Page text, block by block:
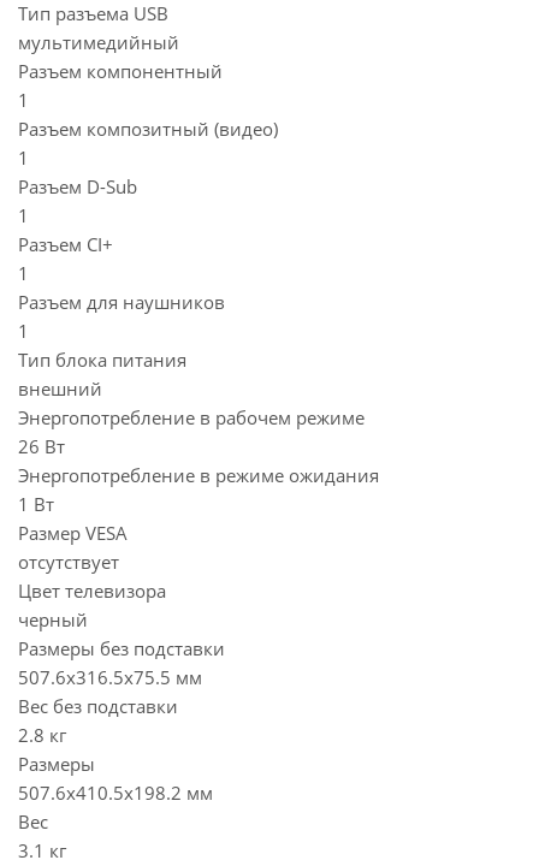
Тип разъема USB
мультимедийный
Разъем компонентный
1
Разъем композитный (видео)
1
Разъем D-Sub
1
Разъем CI+
1
Разъем для наушников
1
Тип блока питания
внешний
Энергопотребление в рабочем режиме
26 Вт
Энергопотребление в режиме ожидания
1 Вт
Размер VESA
отсутствует
Цвет телевизора
черный
Размеры без подставки
507.6x316.5x75.5 мм
Вес без подставки
2.8 кг
Размеры
507.6x410.5x198.2 мм
Вес
3.1 кг